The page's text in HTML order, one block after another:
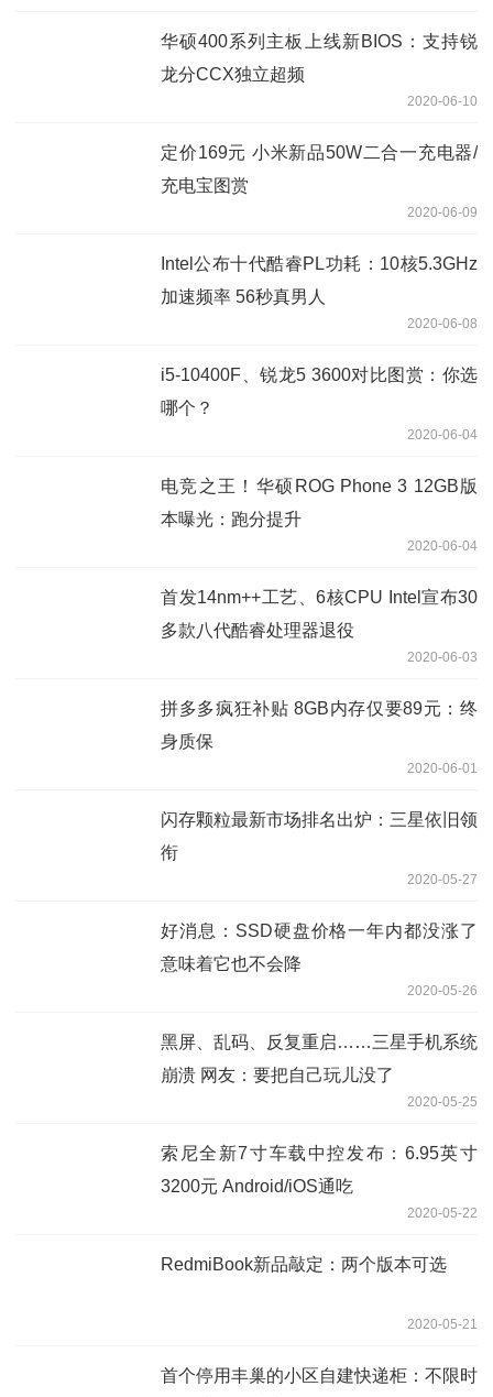
华硕400系列主板上线新BIOS：支持锐
龙分CCX独立超频
2020-06-10
定价169元 小米新品50W二合一充电器/
充电宝图赏
2020-06-09
Intel公布十代酷睿PL功耗：10核5.3GHz
加速频率 56秒真男人
2020-06-08
i5-10400F、锐龙5 3600对比图赏：你选
哪个？
2020-06-04
电竞之王！华硕ROG Phone 3 12GB版
本曝光：跑分提升
2020-06-04
首发14nm++工艺、6核CPU Intel宣布30
多款八代酷睿处理器退役
2020-06-03
拼多多疯狂补贴 8GB内存仅要89元：终
身质保
2020-06-01
闪存颗粒最新市场排名出炉：三星依旧领
衔
2020-05-27
好消息：SSD硬盘价格一年内都没涨了
意味着它也不会降
2020-05-26
黑屏、乱码、反复重启……三星手机系统
崩溃 网友：要把自己玩儿没了
2020-05-25
索尼全新7寸车载中控发布：6.95英寸
3200元 Android/iOS通吃
2020-05-22
RedmiBook新品敲定：两个版本可选
2020-05-21
首个停用丰巢的小区自建快递柜：不限时